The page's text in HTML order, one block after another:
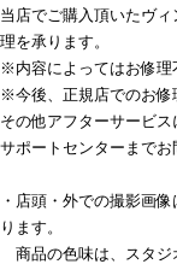
当店でご購入頂いたヴ
理を承ります。
※内容によってはお修理
※今後、正規店でのお修
その他アフターサービ
サポートセンターまでお
・店頭・外での撮影画
ります。
商品の色味は、スタジ